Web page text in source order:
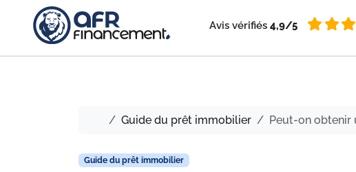
Avis vérifiés 4,9/5
Accueil
Guide du prêt immobilier Peut-on obtenir
Guide du prêt immobilier